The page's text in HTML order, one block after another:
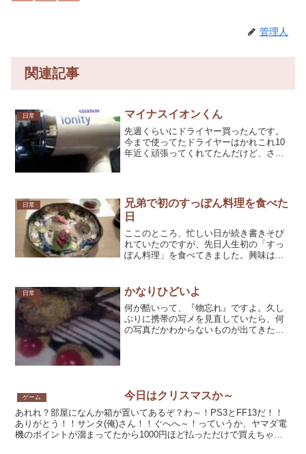
管理人
関連記事
日常 マイナスイオンくん
先週くらいにドライヤー買ったんです。
今まで使ってたドライヤーはかれこれ10
年近く頑張ってくれてたんだけど、さす
ど、火花はマズイ...
日常
兄弟で初のすっぽん料理を食べた
日
ここのところ、忙しい日が続き書きそび
れていたのですが、先日人生初の「すっ
ぽん料理」を食べてきました。興味はあ
たので、兄も俺もこの日が初すっぽんと
なったわけです。場所は池...
日常 かなりひどいよ
何が酷いって、『物忘れ』ですよ。久し
ぶりに携帯の写メを見直していたら、何
の写真だかわからないものが出てきた。
ゲーム 今日はクリスマスか～
あれれ？部屋になんか箱が置いてあるぞ？わ～！PS3とFF13だ！！
ありがとう！！サンタ(俺)さん！！ぐへへ～！っていうか、ヤマダ電
機のポイントが溜まってたから1000円ほど払っただけで買えちゃい